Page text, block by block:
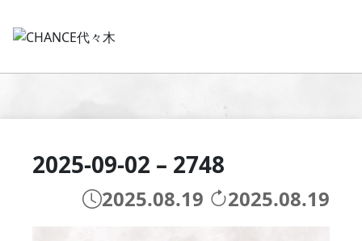
2025-09-02 – 2748
2025.08.19 2025.08.19